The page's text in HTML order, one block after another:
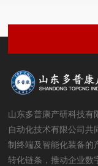
山东多普康产研科技有
自动化技术有限公司
制终端及智能化装备的
转化链条，推动企业数